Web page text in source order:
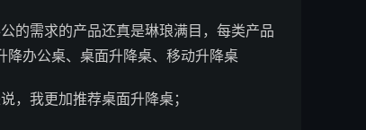
需求的产品还真是琳琅满目，每类产品
办公桌、桌面升降桌、移动升降桌
我更加推荐桌面升降桌；